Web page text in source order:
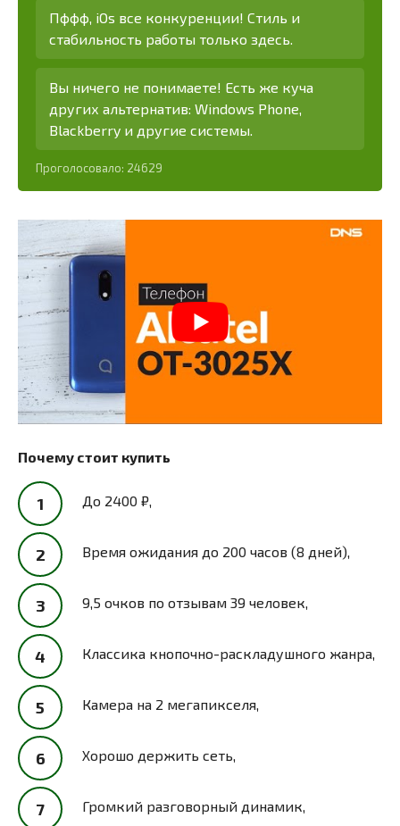
Пффф, iOs все конкуренции! Стиль и
стабильность работы только здесь.
Вы ничего не понимаете! Есть же куча
других альтернатив: Windows Phone,
Blackberry и другие системы.
Проголосовало: 24629
Почему стоит купить
До 2400 ₽,
Время ожидания до 200 часов (8 дней),
9,5 очков по отзывам 39 человек,
Классика кнопочно-раскладушного жанра,
Камера на 2 мегапикселя,
Хорошо держить сеть,
Громкий разговорный динамик,